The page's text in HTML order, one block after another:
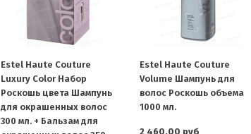
Estel Haute Couture
Luxury Color Набор
Роскошь цвета Шампунь
для окрашенных волос
300 мл. + Бальзам для
Estel Haute Couture
Volume Шампунь для
волос Роскошь объема
1000 мл.
2 460.00 руб